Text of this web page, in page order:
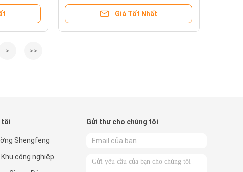
Giá Tốt Nhất
> >>
tôi
Shengfeng
công nghiệp
Gửi thư cho chúng tôi